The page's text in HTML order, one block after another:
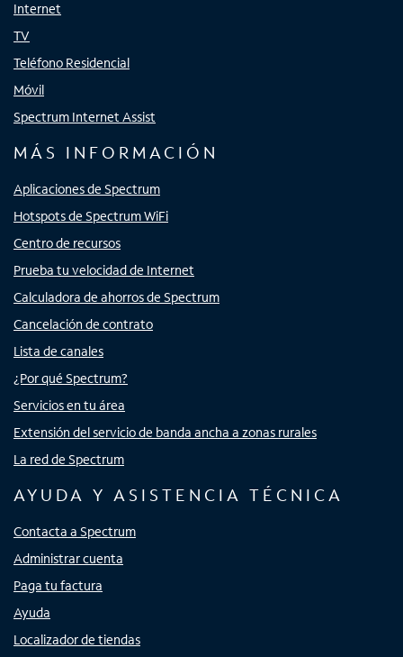
Internet
TV
Teléfono Residencial
Móvil
Spectrum Internet Assist
MÁS INFORMACIÓN
Aplicaciones de Spectrum
Hotspots de Spectrum WiFi
Centro de recursos
Prueba tu velocidad de Internet
Calculadora de ahorros de Spectrum
Cancelación de contrato
Lista de canales
¿Por qué Spectrum?
Servicios en tu área
Extensión del servicio de banda ancha a zonas rurales
La red de Spectrum
AYUDA Y ASISTENCIA TÉCNICA
Contacta a Spectrum
Administrar cuenta
Paga tu factura
Ayuda
Localizador de tiendas